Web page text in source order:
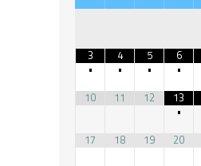
3
•
4
•
5
•
6
•
10 11 12
13
•
17
18 19 20